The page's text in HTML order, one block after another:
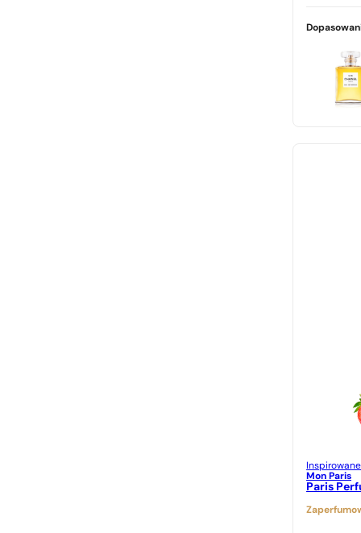
Inspirowane
Mon Paris
Paris